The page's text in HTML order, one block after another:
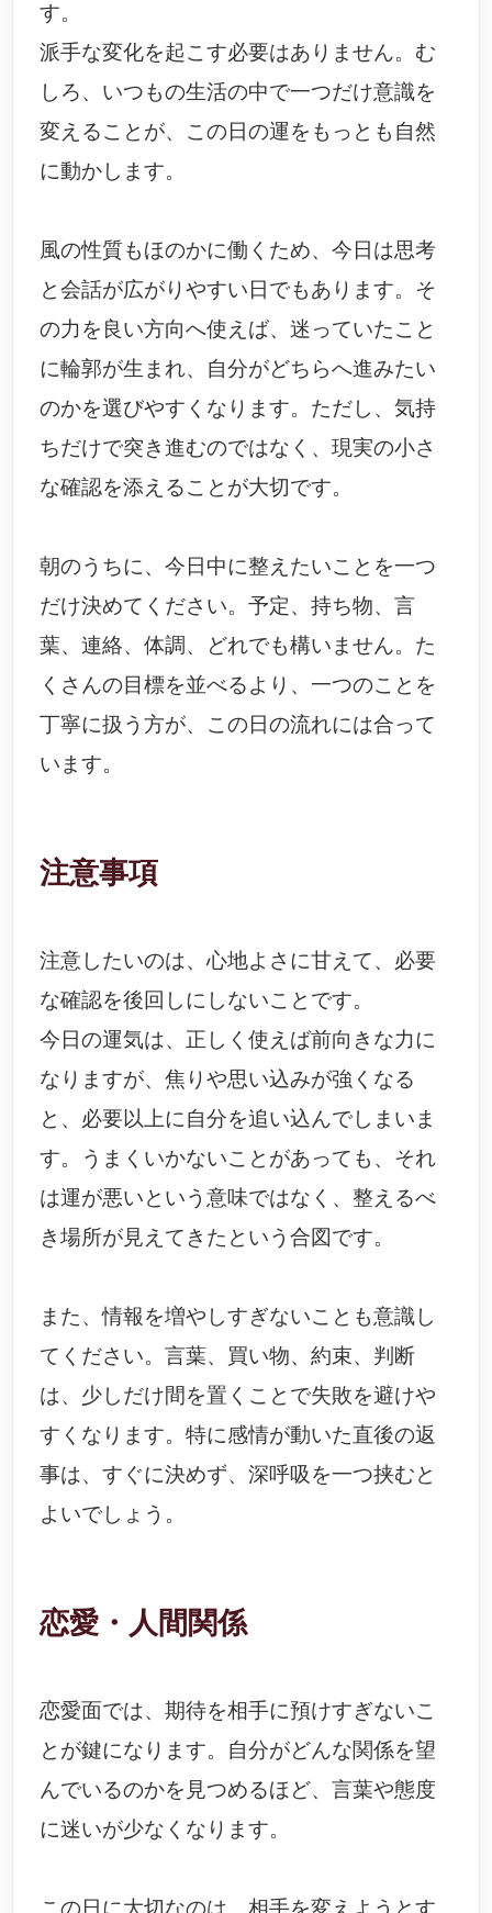
す。
派手な変化を起こす必要はありません。む
しろ、いつもの生活の中で一つだけ意識を
変えることが、この日の運をもっとも自然
に動かします。
風の性質もほのかに働くため、今日は思考
と会話が広がりやすい日でもあります。そ
の力を良い方向へ使えば、迷っていたこと
に輪郭が生まれ、自分がどちらへ進みたい
のかを選びやすくなります。ただし、気持
ちだけで突き進むのではなく、現実の小さ
な確認を添えることが大切です。
朝のうちに、今日中に整えたいことを一つ
だけ決めてください。予定、持ち物、言
葉、連絡、体調、どれでも構いません。た
くさんの目標を並べるより、一つのことを
丁寧に扱う方が、この日の流れには合って
います。
注意事項
注意したいのは、心地よさに甘えて、必要
な確認を後回しにしないことです。
今日の運気は、正しく使えば前向きな力に
なりますが、焦りや思い込みが強くなる
と、必要以上に自分を追い込んでしまいま
す。うまくいかないことがあっても、それ
は運が悪いという意味ではなく、整えるべ
き場所が見えてきたという合図です。
また、情報を増やしすぎないことも意識し
てください。言葉、買い物、約束、判断
は、少しだけ間を置くことで失敗を避けや
すくなります。特に感情が動いた直後の返
事は、すぐに決めず、深呼吸を一つ挟むと
よいでしょう。
恋愛・人間関係
恋愛面では、期待を相手に預けすぎないこ
とが鍵になります。自分がどんな関係を望
んでいるのかを見つめるほど、言葉や態度
に迷いが少なくなります。
この日に大切なのは、相手を変えようとす